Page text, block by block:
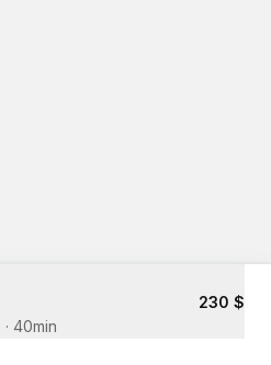
230 $
· 40min